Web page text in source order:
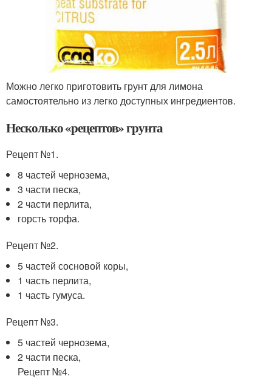
Можно легко приготовить грунт для лимона
самостоятельно из легко доступных ингредиентов.
Несколько «рецептов» грунта
Рецепт №1.
8 частей чернозема,
3 части песка,
2 части перлита,
горсть торфа.
Рецепт №2.
5 частей сосновой коры,
1 часть перлита,
1 часть гумуса.
Рецепт №3.
5 частей чернозема,
2 части песка,
Рецепт №4.